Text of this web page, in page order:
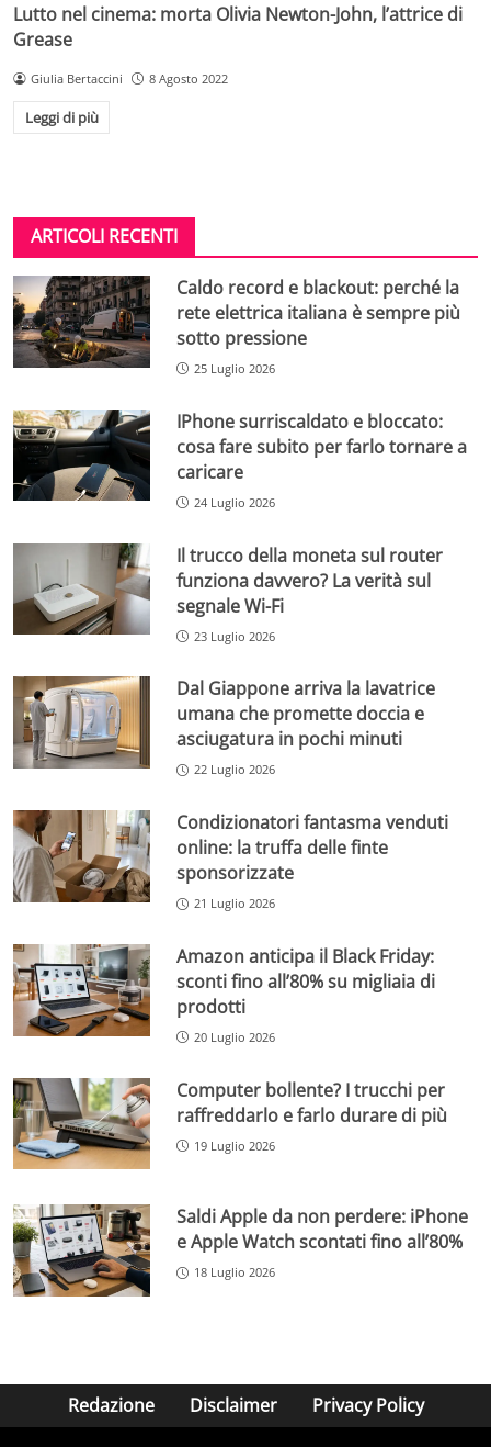
Lutto nel cinema: morta Olivia Newton-John, l’attrice di
Grease
Giulia Bertaccini 8 Agosto 2022
Leggi di più
ARTICOLI RECENTI
Caldo record e blackout: perché la
rete elettrica italiana è sempre più
sotto pressione
25 Luglio 2026
IPhone surriscaldato e bloccato:
cosa fare subito per farlo tornare a
caricare
24 Luglio 2026
Il trucco della moneta sul router
funziona davvero? La verità sul
segnale Wi-Fi
23 Luglio 2026
Dal Giappone arriva la lavatrice
umana che promette doccia e
asciugatura in pochi minuti
22 Luglio 2026
Condizionatori fantasma venduti
online: la truffa delle finte
sponsorizzate
21 Luglio 2026
Amazon anticipa il Black Friday:
sconti fino all’80% su migliaia di
prodotti
20 Luglio 2026
Computer bollente? I trucchi per
raffreddarlo e farlo durare di più
19 Luglio 2026
Saldi Apple da non perdere: iPhone
e Apple Watch scontati fino all’80%
18 Luglio 2026
Redazione Disclaimer Privacy Policy